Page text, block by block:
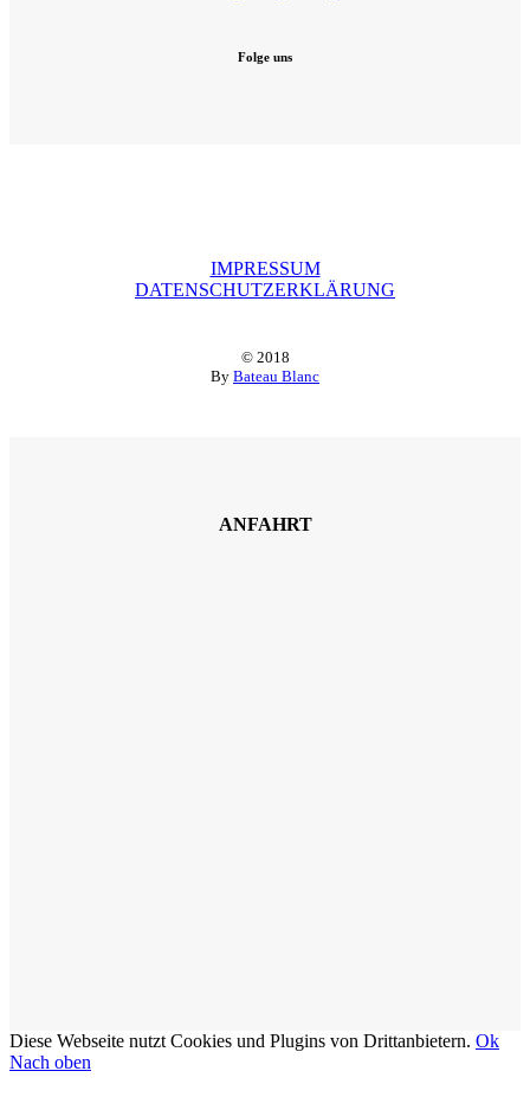
Folge uns
IMPRESSUM
DATENSCHUTZERKLÄRUNG
© 2018
By Bateau Blanc
ANFAHRT
Diese Webseite nutzt Cookies und Plugins von Drittanbietern. Ok
Nach oben